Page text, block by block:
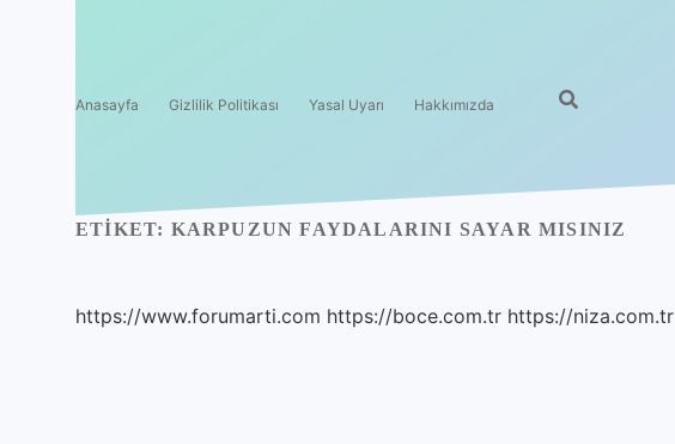
Anasayfa Gizlilik Politikası Yasal Uyarı Hakkımızda
ETIKET: KARPUZUN FAYDALARINI SAYAR MISINIZ
https://www.forumarti.com https://boce.com.tr https://niza.com.tr